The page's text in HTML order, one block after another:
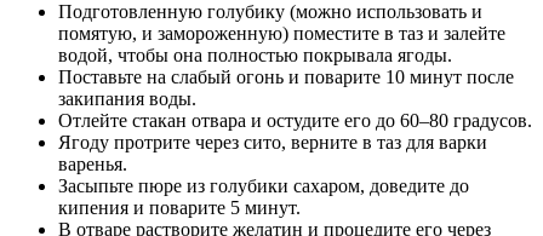
Подготовленную голубику (можно использовать и
помятую, и замороженную) поместите в таз и залейте
водой, чтобы она полностью покрывала ягоды.
Поставьте на слабый огонь и поварите 10 минут после
закипания воды.
Отлейте стакан отвара и остудите его до 60–80 градусов.
Ягоду протрите через сито, верните в таз для варки
варенья.
Засыпьте пюре из голубики сахаром, доведите до
кипения и поварите 5 минут.
В отваре растворите желатин и процедите его через